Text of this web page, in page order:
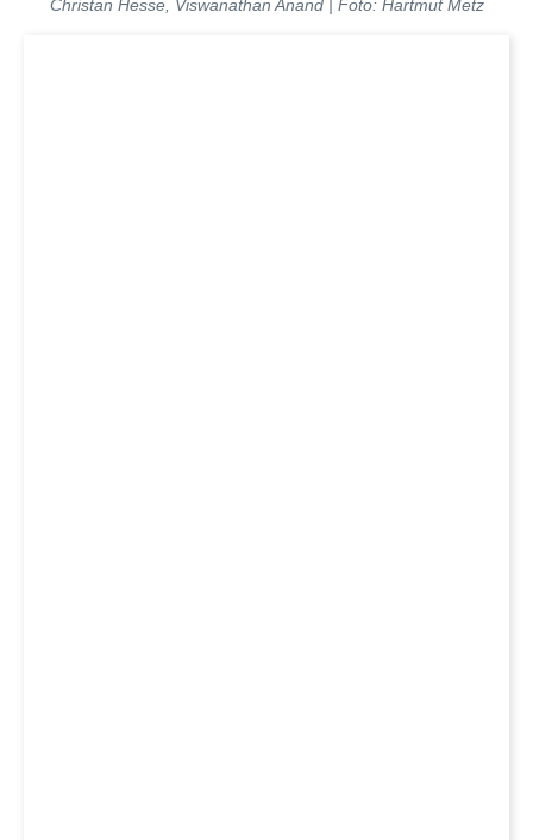
Christan Hesse, Viswanathan Anand | Foto: Hartmut Metz